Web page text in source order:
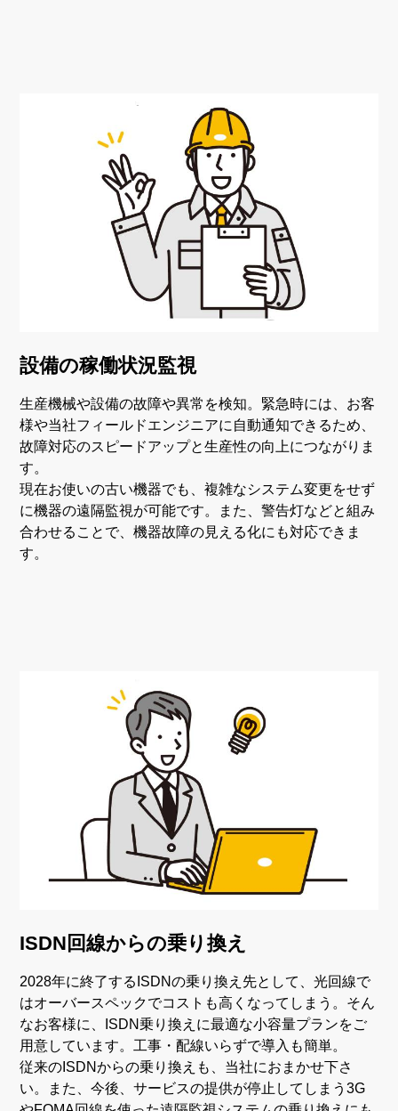
設備の稼働状況監視
生産機械や設備の故障や異常を検知。緊急時には、お客
様や当社フィールドエンジニアに自動通知できるため、
故障対応のスピードアップと生産性の向上につながりま
す。
現在お使いの古い機器でも、複雑なシステム変更をせず
に機器の遠隔監視が可能です。また、警告灯などと組み
合わせることで、機器故障の見える化にも対応できま
す。
ISDN回線からの乗り換え
2028年に終了するISDNの乗り換え先として、光回線で
はオーバースペックでコストも高くなってしまう。そん
なお客様に、ISDN乗り換えに最適な小容量プランをご
用意しています。工事・配線いらずで導入も簡単。
従来のISDNからの乗り換えも、当社におまかせ下さ
い。また、今後、サービスの提供が停止してしまう3G